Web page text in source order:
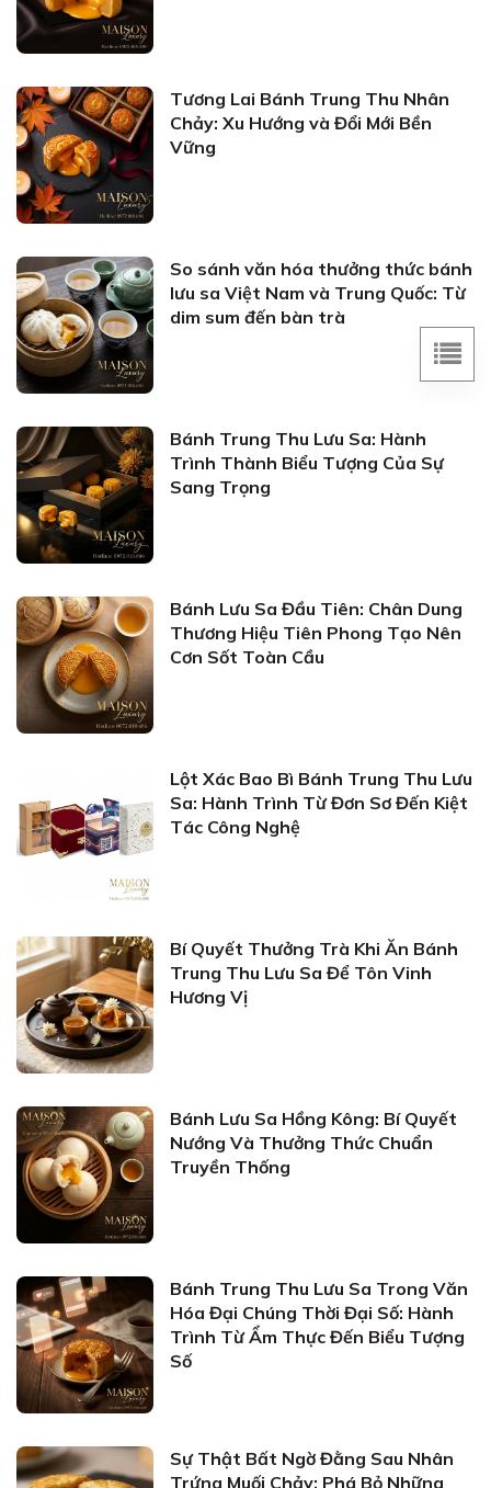
Tương Lai Bánh Trung Thu Nhân
Chảy: Xu Hướng và Đổi Mới Bền
Vững
So sánh văn hóa thưởng thức bánh
lưu sa Việt Nam và Trung Quốc: Từ
dim sum đến bàn trà
Bánh Trung Thu Lưu Sa: Hành
Trình Thành Biểu Tượng Của Sự
Sang Trọng
Bánh Lưu Sa Đầu Tiên: Chân Dung
Thương Hiệu Tiên Phong Tạo Nên
Cơn Sốt Toàn Cầu
Lột Xác Bao Bì Bánh Trung Thu Lưu
Sa: Hành Trình Từ Đơn Sơ Đến Kiệt
Tác Công Nghệ
Bí Quyết Thưởng Trà Khi Ăn Bánh
Trung Thu Lưu Sa Để Tôn Vinh
Hương Vị
Bánh Lưu Sa Hồng Kông: Bí Quyết
Nướng Và Thưởng Thức Chuẩn
Truyền Thống
Bánh Trung Thu Lưu Sa Trong Văn
Hóa Đại Chúng Thời Đại Số: Hành
Trình Từ Ẩm Thực Đến Biểu Tượng
Số
Sự Thật Bất Ngờ Đằng Sau Nhân
Trứng Muối Chảy: Phá Bỏ Những